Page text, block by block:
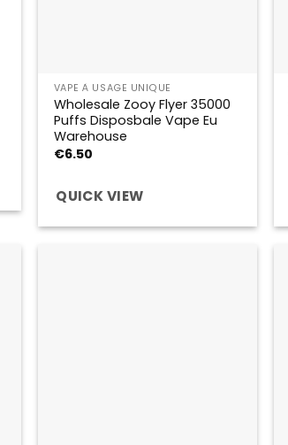
VAPE À USAGE UNIQUE
Wholesale Zooy Flyer 35000
Puffs Disposbale Vape Eu
Warehouse
€6.50
QUICK VIEW